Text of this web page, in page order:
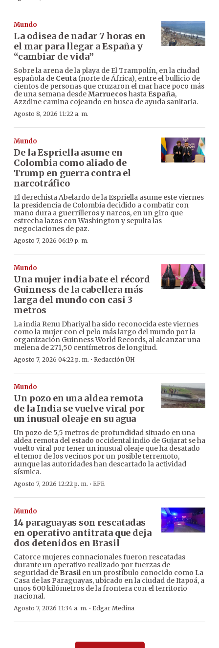
Mundo
La odisea de nadar 7 horas en
el mar para llegar a España y
“cambiar de vida”
Sobre la arena de la playa de El Trampolín, en la ciudad
española de Ceuta (norte de África), entre el bullicio de
cientos de personas que cruzaron el mar hace poco más
de una semana desdeMarruecos hasta España,
Azzdine camina cojeando en busca de ayuda sanitaria.
Agosto 8, 2026 11:22 a. m.
Mundo
De la Espriella asume en
Colombia como aliado de
Trump en guerra contra el
narcotráfico
El derechista Abelardo de la Espriella asume este viernes
la presidencia de Colombia decidido a combatir con
mano dura a guerrilleros y narcos, en un giro que
estrecha lazos con Washington y sepulta las
negociaciones de paz.
Agosto 7, 2026 06:19 p. m.
Mundo
Una mujer india bate el récord
Guinness de la cabellera más
larga del mundo con casi 3
metros
La india Renu Dhariyal ha sido reconocida este viernes
como la mujer con el pelo más largo del mundo por la
organización Guinness World Records, al alcanzar una
melena de 271,50 centímetros de longitud.
Agosto 7, 2026 04:22 p. m. · Redacción ÚH
Mundo
Un pozo en una aldea remota
de la India se vuelve viral por
un inusual oleaje en su agua
Un pozo de 5,5 metros de profundidad situado en una
aldea remota del estado occidental indio de Gujarat se ha
vuelto viral por tener un inusual oleaje que ha desatado
el temor de los vecinos por un posible terremoto,
aunque las autoridades han descartado la actividad
sísmica.
Agosto 7, 2026 12:22 p. m. · EFE
Mundo
14 paraguayas son rescatadas
en operativo antitrata que deja
dos detenidos en Brasil
Catorce mujeres connacionales fueron rescatadas
durante un operativo realizado por fuerzas de
seguridad de Brasilen un prostíbulo conocido como La
Casa de las Paraguayas, ubicado en la ciudad de Itapoá, a
unos 600 kilómetros de la frontera con el territorio
nacional.
Agosto 7, 2026 11:34 a. m. · Edgar Medina